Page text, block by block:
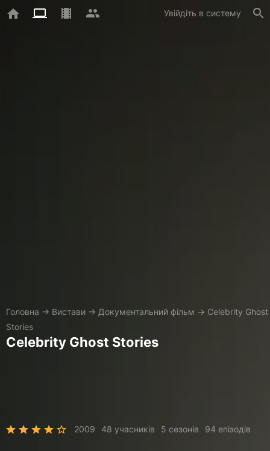
Увійдіть в систему
Головна → Вистави → Документальний фільм → Celebrity Ghost
Stories
Celebrity Ghost Stories
2009 48 учасників 5 сезонів 94 епізодів